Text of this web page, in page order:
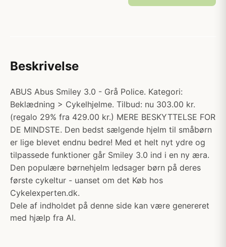
Beskrivelse
ABUS Abus Smiley 3.0 - Grå Police. Kategori:
Beklædning > Cykelhjelme. Tilbud: nu 303.00 kr.
(regalo 29% fra 429.00 kr.) MERE BESKYTTELSE FOR
DE MINDSTE. Den bedst sælgende hjelm til småbørn
er lige blevet endnu bedre! Med et helt nyt ydre og
tilpassede funktioner går Smiley 3.0 ind i en ny æra.
Den populære børnehjelm ledsager børn på deres
første cykeltur - uanset om det Køb hos
Cykelexperten.dk.
Dele af indholdet på denne side kan være genereret
med hjælp fra AI.